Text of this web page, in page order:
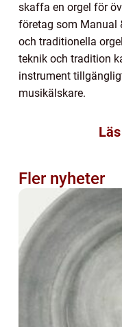
skaffa en orgel för
företag som Manual
och traditionella
teknik och tradition
instrument
musikälskare.
Fler nyheter